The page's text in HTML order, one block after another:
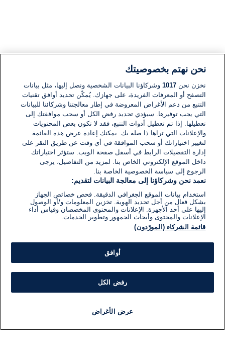
نحن نهتم بخصوصيتك
نخزن نحن1017 وشركاؤنا البيانات الشخصية ونصل إليها، مثل بيانات
التصفح أو المعرفات الفريدة، على جهازك. يُمكّن تحديد أوافق تقنيات
التتبع من دعم الأغراض المعروضة في إطار معالجتنا وشركائنا للبيانات
التي يجب توفيرها. سيؤدي تحديد رفض الكل أو سحب موافقتك إلى
تعطيلها. إذا تم تعطيل أدوات التتبع، فقد لا تكون بعض المحتويات
والإعلانات التي تراها ذا صلة بك. يمكنك إعادة عرض هذه القائمة
لتغيير اختياراتك أو سحب الموافقة في أي وقت عن طريق النقر على
إدارة التفضيلات الرابط في أسفل صفحة الويب. ستؤثر اختياراتك
داخل الموقع الإلكتروني الخاص بنا. لمزيد من التفاصيل، يرجى
الرجوع إلى سياسة الخصوصية الخاصة بنا.
نعمد نحن وشركاؤنا إلى معالجة البيانات لتقديم:
استخدام بيانات الموقع الجغرافي الدقيقة. فحص خصائص الجهاز
بشكل فعال من أجل تحديد الهوية. تخزين المعلومات و/أو الوصول
إليها على أحد الأجهزة. الإعلانات والمحتوى المخصصان وقياس أداء
الإعلانات والمحتوى وأبحاث الجمهور وتطوير الخدمات.
قائمة الشركاء (المورّدون)
أوافق
رفض الكل
عرض الأغراض